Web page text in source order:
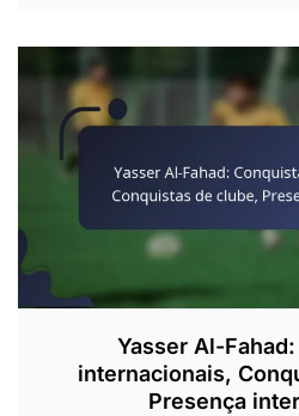
Yasser Al-
internacionais,
Presença